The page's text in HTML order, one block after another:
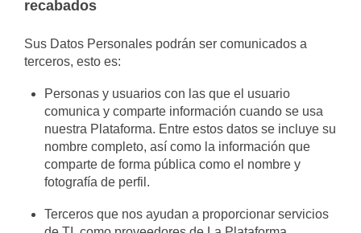
recabados
Sus Datos Personales podrán ser comunicados a
terceros, esto es:
Personas y usuarios con las que el usuario
comunica y comparte información cuando se usa
nuestra Plataforma. Entre estos datos se incluye su
nombre completo, así como la información que
comparte de forma pública como el nombre y
fotografía de perfil.
Terceros que nos ayudan a proporcionar servicios